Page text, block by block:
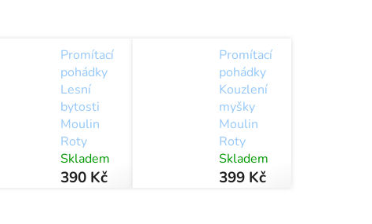
Promítací
pohádky
Lesní
bytosti
Moulin
Roty
Skladem
390 Kč
Promítací
pohádky
Kouzlení
myšky
Moulin
Roty
Skladem
399 Kč